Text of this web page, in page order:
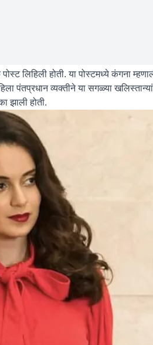
लिहिली होती. या पोस्टमध्ये कंगना
पंतप्रधान व्यक्तीने या सगळ्या
झाली होती.